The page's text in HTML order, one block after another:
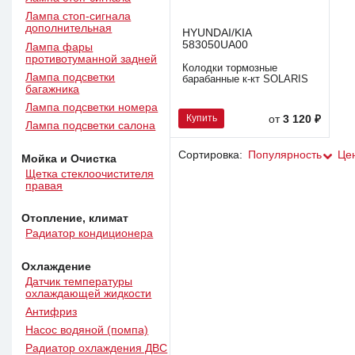
Лампа стоп-сигнала
дополнительная
Лампа фары
противотуманной задней
Лампа подсветки
багажника
Лампа подсветки номера
Лампа подсветки салона
Мойка и Очистка
Щетка стеклоочистителя
правая
Отопление, климат
Радиатор кондиционера
Охлаждение
Датчик температуры
охлаждающей жидкости
Антифриз
Насос водяной (помпа)
Радиатор охлаждения ДВС
HYUNDAI/KIA
583050UA00
Колодки тормозные
барабанные к-кт SOLARIS
Купить от3 120 ₽
Сортировка: Популярность